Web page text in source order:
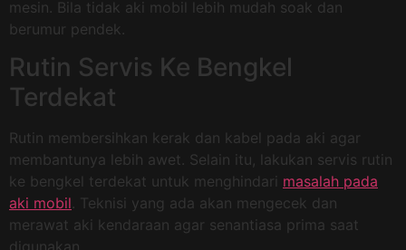
mesin. Bila tidak aki mobil lebih mudah soak dan
berumur pendek.
Rutin Servis Ke Bengkel
Terdekat
Rutin membersihkan kerak dan kabel pada aki agar
membantunya lebih awet. Selain itu, lakukan servis rutin
ke bengkel terdekat untuk menghindari masalah pada
aki mobil. Teknisi yang ada akan mengecek dan
merawat aki kendaraan agar senantiasa prima saat